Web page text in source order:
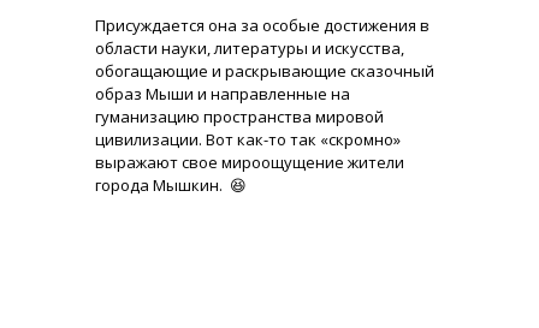
Присуждается она за особые достижения в
области науки, литературы и искусства,
обогащающие и раскрывающие сказочный
образ Мыши и направленные на
гуманизацию пространства мировой
цивилизации. Вот как-то так «скромно»
выражают свое мироощущение жители
города Мышкин. 😆